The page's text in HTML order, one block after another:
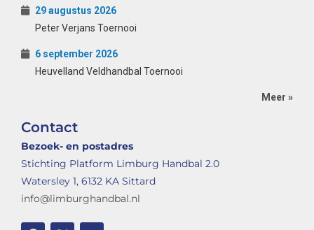
29 augustus 2026
Peter Verjans Toernooi
6 september 2026
Heuvelland Veldhandbal Toernooi
Meer »
Contact
Bezoek- en postadres
Stichting Platform Limburg Handbal 2.0
Watersley 1, 6132 KA Sittard
info@limburghandbal.nl